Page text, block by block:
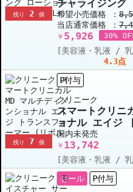
残り 2 個
チャライジング
（DDML+）
な2個セット
希望小売価格 ：
当店通常価格 ：
￥ 5,926 30%
[美容液・乳液 /
4.3点
残り 7 個
P付与
クリニーク
スマートクリニ
ョナル エイジ
ルマイズ) 50ml
国内未発売
￥ 13,742
[美容液・乳液 /
セール P付与